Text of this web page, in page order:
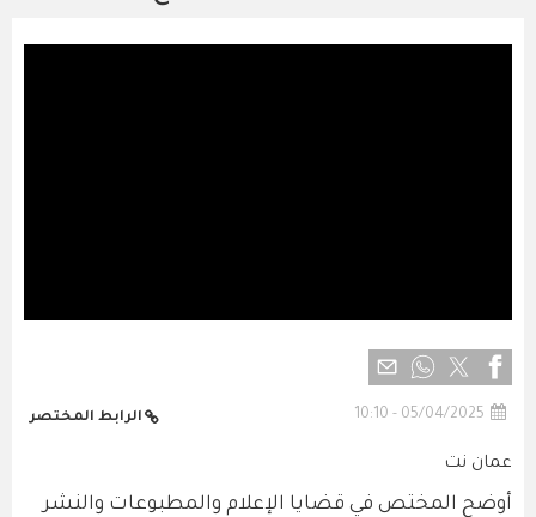
05/04/2025 - 10:10 الرابط المختصر
عمان نت
أوضح المختص في قضايا الإعلام والمطبوعات والنشر